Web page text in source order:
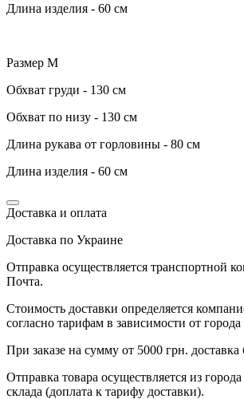
Длина изделия - 60 см
Размер M
Обхват груди - 130 см
Обхват по низу - 130 см
Длина рукава от горловины - 80 см
Длина изделия - 60 см
Доставка и оплата
Доставка по Украине
Отправка осуществляется транспортной
Почта.
Стоимость доставки определяется
согласно тарифам в зависимости от
При заказе на сумму от 5000 грн. доставка
Отправка товара осуществляется из
склада (доплата к тарифу доставки).